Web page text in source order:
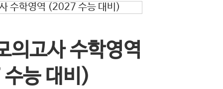
의고사 수학영역
능 대비)